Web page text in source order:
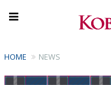
HOME NEWS